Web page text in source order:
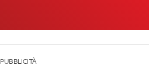
PUBBLICITÀ